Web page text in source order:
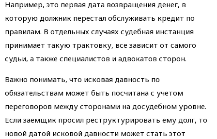
Например, это первая дата возвращения денег, в
которую должник перестал обслуживать кредит по
правилам. В отдельных случаях судебная инстанция
принимает такую трактовку, все зависит от самого
судьи, а также специалистов и адвокатов сторон.
Важно понимать, что исковая давность по
обязательствам может быть посчитана с учетом
переговоров между сторонами на досудебном уровне.
Если заемщик просил реструктурировать ему долг, то
новой датой исковой давности может стать этот